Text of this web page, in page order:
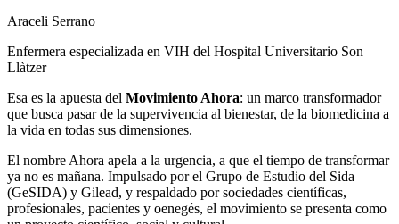
Araceli Serrano
Enfermera especializada en VIH del Hospital Universitario Son
Llàtzer
Esa es la apuesta del Movimiento Ahora: un marco transformador
que busca pasar de la supervivencia al bienestar, de la biomedicina a
la vida en todas sus dimensiones.
El nombre Ahora apela a la urgencia, a que el tiempo de transformar
ya no es mañana. Impulsado por el Grupo de Estudio del Sida
(GeSIDA) y Gilead, y respaldado por sociedades científicas,
profesionales, pacientes y oenegés, el movimiento se presenta como